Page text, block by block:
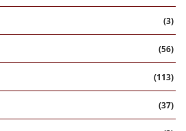
(3)
(56)
(113)
(37)